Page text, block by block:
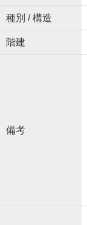
種別 / 構造
階建
備考